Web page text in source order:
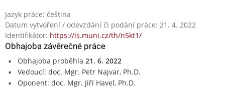
Jazyk práce: čeština
Datum vytvoření / odevzdání či podání práce: 21. 4. 2022
Identifikátor: https://is.muni.cz/th/n5kt1/
Obhajoba závěrečné práce
Obhajoba proběhla 21. 6. 2022
Vedoucí: doc. Mgr. Petr Najvar, Ph.D.
Oponent: doc. Mgr. Jiří Havel, Ph.D.